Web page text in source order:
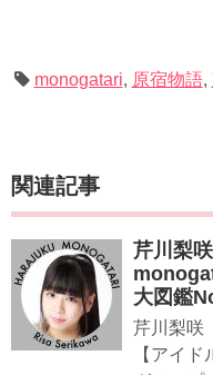
monogatari, 原宿物語,
関連記事
芹川梨
大図鑑
芹川梨咲
【アイ